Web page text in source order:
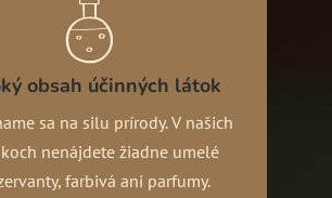
obsah účinných látok
sa na silu prírody. V našich
nenájdete žiadne umelé
farbivá ani parfumy.